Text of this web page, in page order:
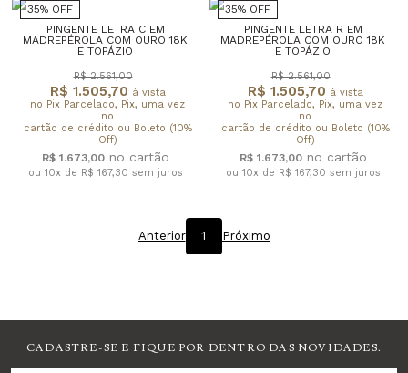
35% OFF
PINGENTE LETRA C EM
MADREPÉROLA COM OURO 18K
E TOPÁZIO
R$ 1.505,70 à vista
no Pix Parcelado, Pix, uma vez
no
cartão de crédito ou Boleto (10%
Off)
R$ 2.561,00
R$ 1.673,00
ou 10x de R$ 167,30 sem juros
35% OFF
PINGENTE LETRA R EM
MADREPÉROLA COM OURO 18K
E TOPÁZIO
R$ 1.505,70 à vista
no Pix Parcelado, Pix, uma vez
no
cartão de crédito ou Boleto (10%
Off)
R$ 2.561,00
R$ 1.673,00
ou 10x de R$ 167,30 sem juros
Anterior 1 Próximo
CADASTRE-SE E FIQUE POR DENTRO DAS NOVIDADES.